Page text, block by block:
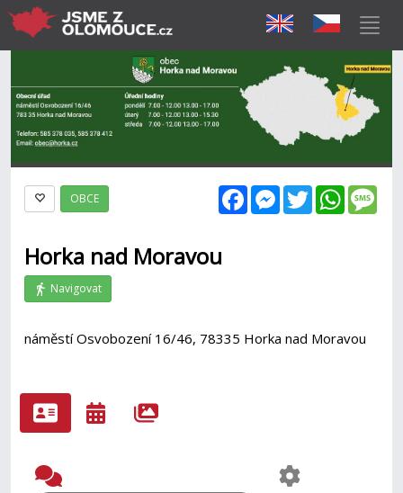
FacebookMessenger
Twitter
OBCE
Horka nad Moravou
Navigovat
náměstí Osvobození 16/46, 78335 Horka nad Moravou